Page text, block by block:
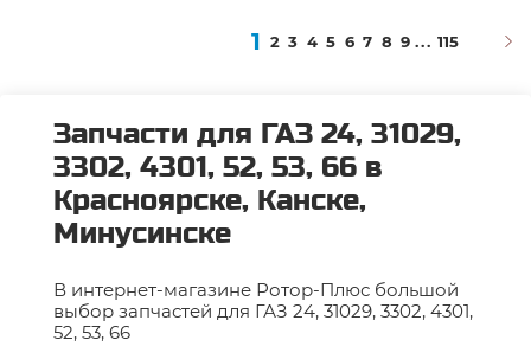
1 2 3 4 5 6 7 8 9 ... 115
Запчасти для ГАЗ 24, 31029,
3302, 4301, 52, 53, 66 в
Красноярске, Канске,
Минусинске
В интернет-магазине Ротор-Плюс большой
выбор запчастей для ГАЗ 24, 31029, 3302, 4301,
52, 53, 66